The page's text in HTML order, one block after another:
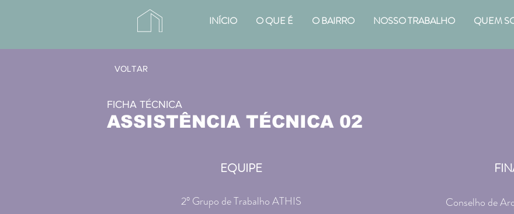
INÍCIO O QUE É O BAIRRO NOSSO TRABALHO QUEM
VOLTAR
FICHA TÉCNICA
ASSISTÊNCIA TÉCNICA 02
EQUIPE
2° Grupo de Trabalho ATHIS
Conselho de